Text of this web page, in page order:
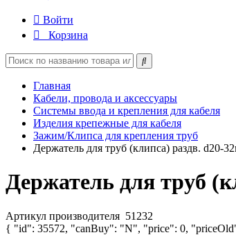
Войти
Корзина
Главная
Кабели, провода и аксессуары
Системы ввода и крепления для кабеля
Изделия крепежные для кабеля
Зажим/Клипса для крепления труб
Держатель для труб (клипса) раздв. d20-
Держатель для труб
Артикул производителя 51232
{ "id": 35572, "canBuy": "N", "price": 0,